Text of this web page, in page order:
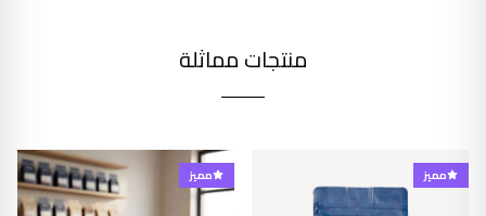
منتجات مماثلة
مميز مميز